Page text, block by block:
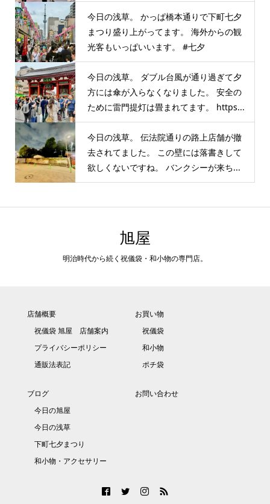
今日の浅草。 かっぱ橋本通りで下町七夕
まつり盛り上がってます。 海外からの観
光客もいっぱいいます。 #七夕
今日の浅草。 ダブル台風が通り過ぎて夕
方には傘が入らなくなりました。 安全の
ために雷門提灯は畳まれてます。 https...
今日の浅草。 伝法院通りの路上店舗が撤
去されてました。 この壁には落書きして
欲しくないですね。 バンクシーが来ち...
旭屋
明治時代から続く祝儀袋・和小物の専門店。
店舗概要
祝儀袋 旭屋 店舗案内
プライバシーポリシー
通販法表記
お買い物
祝儀袋
和小物
ポチ袋
ブログ
今日の旭屋
今日の浅草
下町七夕まつり
和小物・アクセサリー
お問い合わせ